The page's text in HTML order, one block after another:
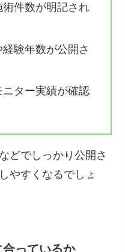
件数が明記され
験年数が公開さ
ター実績が確認
どでしっかり公開さ
やすくなるでしょ
っているか